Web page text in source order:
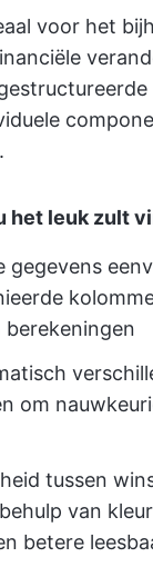
voor het
het leuk zult
gegevens
om
tussen
van
betere